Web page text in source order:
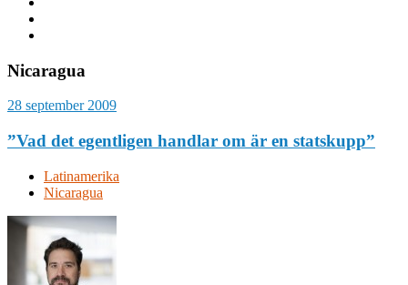
Nicaragua
28 september 2009
”Vad det egentligen handlar om är en statskupp”
Latinamerika
Nicaragua